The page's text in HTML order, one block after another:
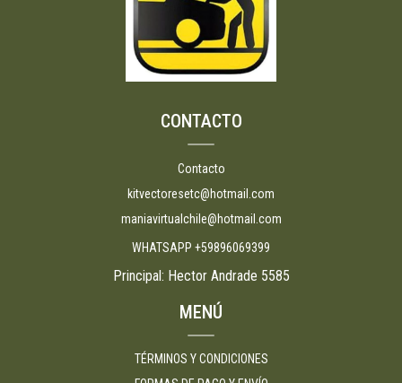
CONTACTO
Contacto
kitvectoresetc@hotmail.com
maniavirtualchile@hotmail.com
WHATSAPP +59896069399
Principal: Hector Andrade 5585
MENÚ
TÉRMINOS Y CONDICIONES